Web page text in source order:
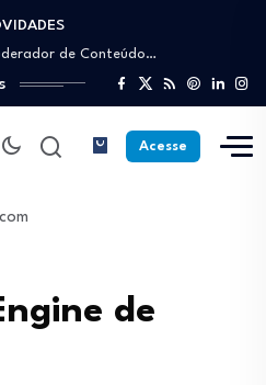
Estoquista: O guia para…
de Conteúdo…
de Sucesso trabalhando…
Online e viver…
Como entrar no mercado…
Estoquista: O guia para…
de Conteúdo…
de Sucesso trabalhando…
Acesse
de